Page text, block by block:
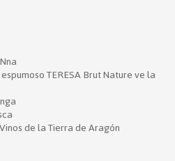
TERESA Brut Nature ve la
de la Tierra de Aragón